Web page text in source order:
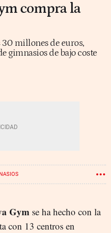
compra la
30 millones de euros,
gimnasios de bajo coste
Gym se ha hecho con la
con 13 centros en